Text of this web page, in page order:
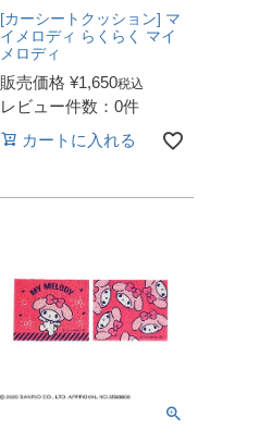
[カーシートクッション] マ
イメロディ らくらく マイ
メロディ
販売価格 ¥1,650税込
レビュー件数：0件
カートに入れる